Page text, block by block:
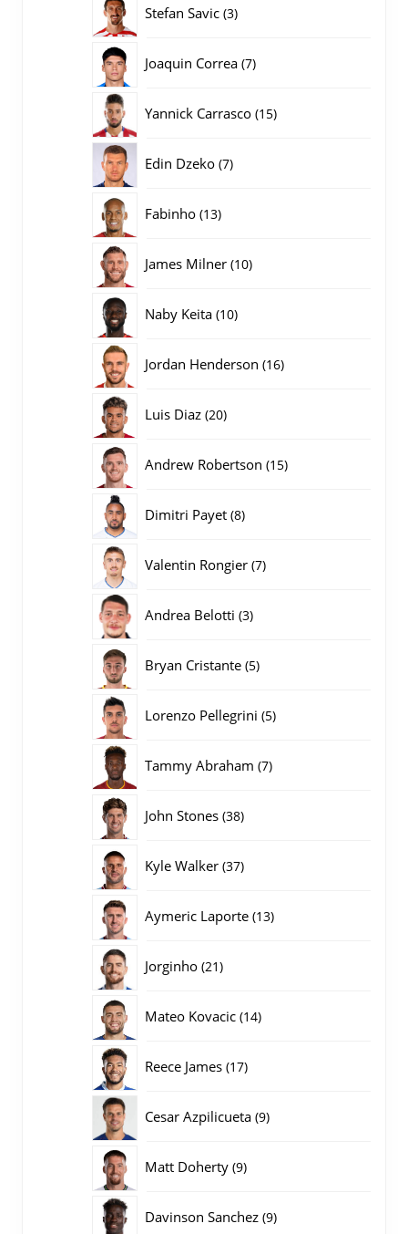
Stefan Savic 33
Joaquin Correa 77
Yannick Carrasco 1515
Edin Dzeko 77
Fabinho 1313
James Milner 1010
Naby Keita 1010
Jordan Henderson 1616
Luis Diaz 2020
Andrew Robertson 1515
Dimitri Payet 88
Valentin Rongier 77
Andrea Belotti 33
Bryan Cristante 55
Lorenzo Pellegrini 55
Tammy Abraham 77
John Stones 3838
Kyle Walker 3737
Aymeric Laporte 1313
Jorginho 2121
Mateo Kovacic 1414
Reece James 1717
Cesar Azpilicueta 99
Matt Doherty 99
Davinson Sanchez 99